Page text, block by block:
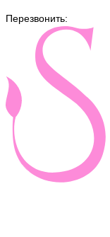
Перезвонить: